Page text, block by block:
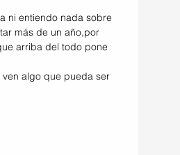
ni entiendo nada sobre
más de un año,por
arriba del todo pone
ven algo que pueda ser